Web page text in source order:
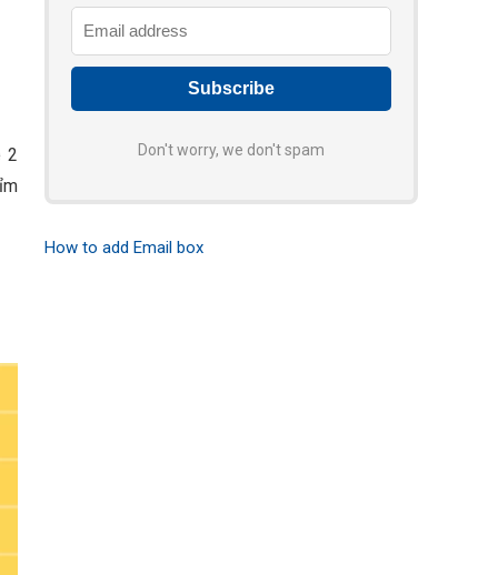
2
Don't worry, we don't spam
How to add Email box